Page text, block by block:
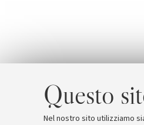
Questo
Nel nostro sito utilizziamo